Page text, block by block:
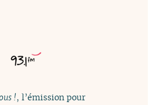
!, l’émission pour